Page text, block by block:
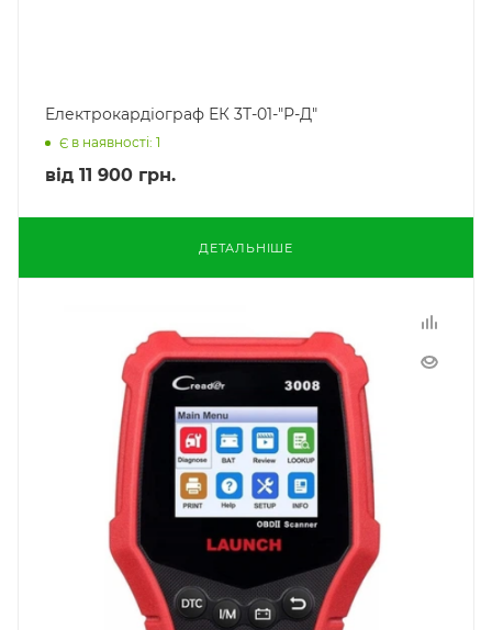
Електрокардіограф ЕК 3Т-01-"Р-Д"
Є в наявності: 1
від 11 900 грн.
ДЕТАЛЬНІШЕ